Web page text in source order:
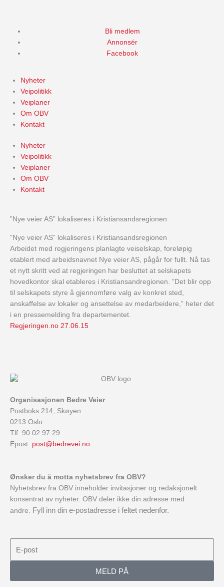
Bli medlem
Annonsér
Facebook
Nyheter
Veipolitikk
Veiplaner
Om OBV
Kontakt
Nyheter
Veipolitikk
Veiplaner
Om OBV
Kontakt
”Nye veier AS” lokaliseres i Kristiansandsregionen
”Nye veier AS” lokaliseres i Kristiansandsregionen
Arbeidet med regjeringens planlagte veiselskap, foreløpig
etablert med arbeidsnavnet Nye veier AS, pågår for fullt. Nå tas
et nytt skritt ved at regjeringen har besluttet at selskapets
hovedkontor skal etableres i Kristiansandregionen. ”Det blir opp
til selskapets styre å gjennomføre valg av konkret sted,
anskaffelse av lokaler og ansettelse av medarbeidere,” heter det
i en pressemelding fra departementet.
Regjeringen.no 27.06.15
Organisasjonen Bedre Veier
Postboks 214, Skøyen
0213 Oslo
Tlf: 90 02 97 29
Epost: post@bedrevei.no
Ønsker du å motta nyhetsbrev fra OBV?
Nyhetsbrev fra OBV inneholder invitasjoner og redaksjonelt
konsentrat av nyheter. OBV deler ikke din adresse med
andre. Fyll inn din e-postadresse i feltet nedenfor.
post
MELD PÅ